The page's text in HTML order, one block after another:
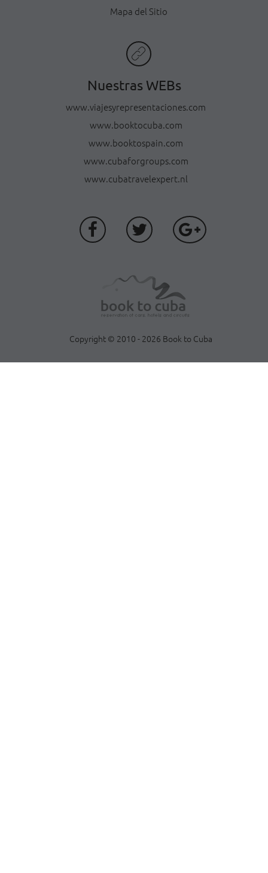
Mapa del Sitio
Nuestras WEBs
www.viajesyrepresentaciones.com
www.booktocuba.com
www.booktospain.com
www.cubaforgroups.com
www.cubatravelexpert.nl
Copyright © 2010 - 2026 Book to Cuba